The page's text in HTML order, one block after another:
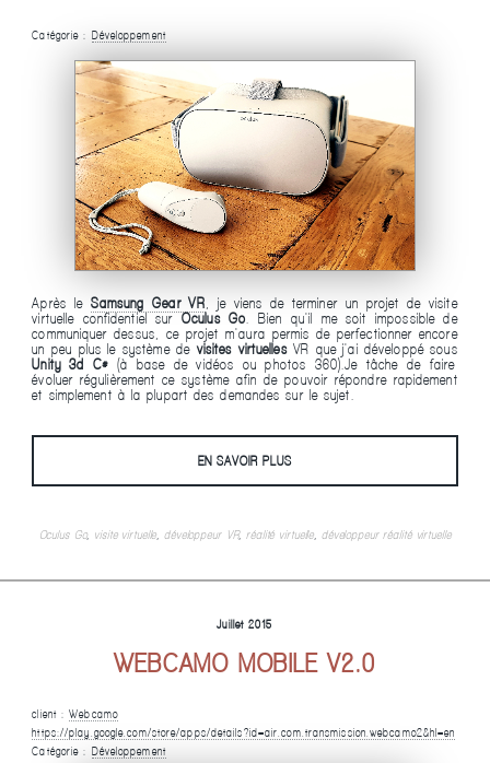
Catégorie : Développement
Après le Samsung Gear VR, je viens de terminer un projet de visite
virtuelle confidentiel surOculus Go. Bien qu'il me soit impossible de
communiquer dessus, ce projet m'aura permis de perfectionner encore
un peu plus le système devisites virtuellesVR que j'ai développé sous
Unity 3d C# (à base de vidéos ou photos 360).Je tâche de faire
évoluer régulièrement ce système afin de pouvoir répondre rapidement
et simplement à la plupart des demandes sur le sujet.
EN SAVOIR PLUS
Oculus Go, visite virtuelle ,développeur VR,réalité virtuelle développeur réalité virtuelle
Juillet 2015
WEBCAMO MOBILE V2.0
client :Webcamo
https://play.google.com/store/apps/details?id=air.com.transmission.webcamo2&hl=en
Catégorie : Développement